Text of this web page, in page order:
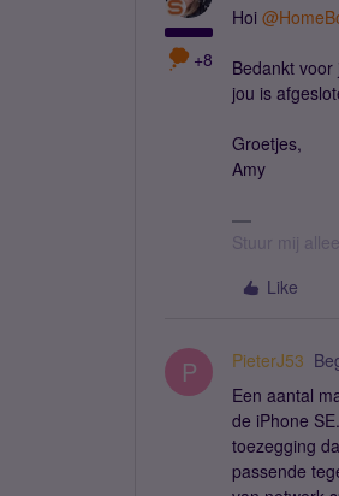
+8
Hoi
Bedankt
jou is
Groetjes,
Amy
Stuur mij
Like
P PieterJ53
Een aantal
de iPhone
toezegging
passende